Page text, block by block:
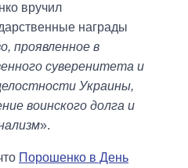
вручил
награды
проявленное в
суверенитета и
Украины,
воинского долга и
».
Порошенко в День